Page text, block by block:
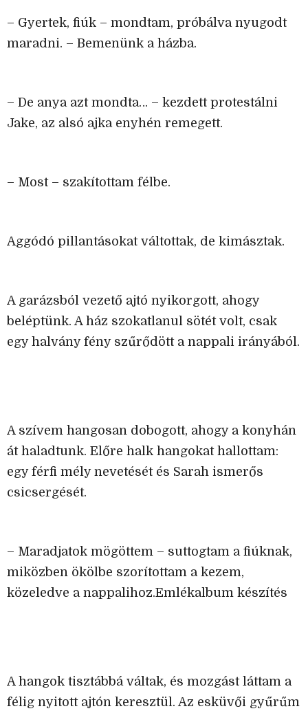
– Gyertek, fiúk – mondtam, próbálva nyugodt
maradni. – Bemenünk a házba.
– De anya azt mondta… – kezdett protestálni
Jake, az alsó ajka enyhén remegett.
– Most – szakítottam félbe.
Aggódó pillantásokat váltottak, de kimásztak.
A garázsból vezető ajtó nyikorgott, ahogy
beléptünk. A ház szokatlanul sötét volt, csak
egy halvány fény szűrődött a nappali irányából.
A szívem hangosan dobogott, ahogy a konyhán
át haladtunk. Előre halk hangokat hallottam:
egy férfi mély nevetését és Sarah ismerős
csicsergését.
– Maradjatok mögöttem – suttogtam a fiúknak,
miközben ökölbe szorítottam a kezem,
közeledve a nappalihoz.Emlékalbum készítés
A hangok tisztábbá váltak, és mozgást láttam a
félig nyitott ajtón keresztül. Az esküvői gyűrűm